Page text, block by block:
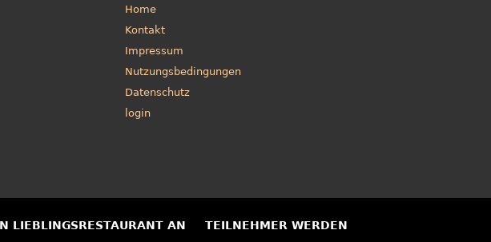
Home
Kontakt
Impressum
Nutzungsbedingungen
Datenschutz
login
LIEBLINGSRESTAURANT AN TEILNEHMER WERDEN